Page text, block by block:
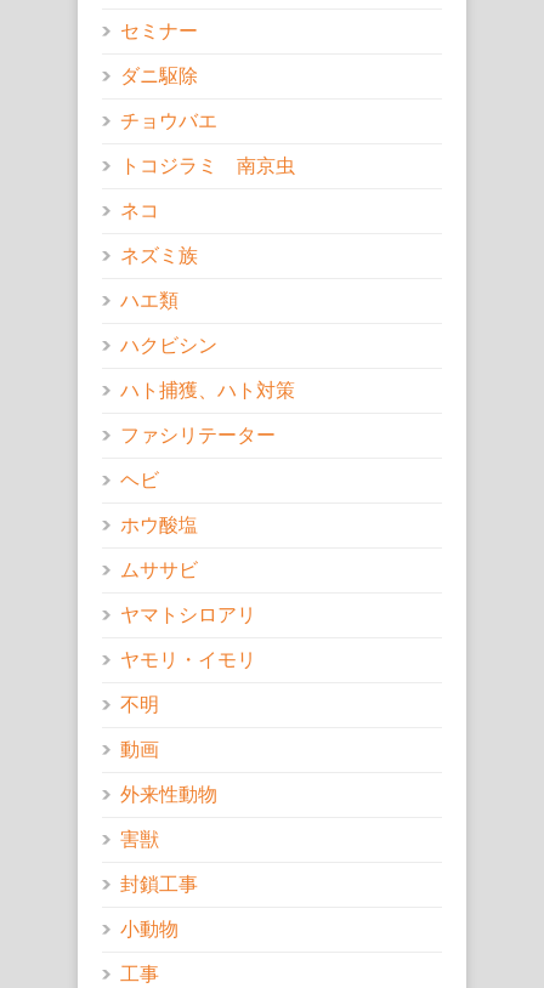
セミナー
ダニ駆除
チョウバエ
トコジラミ 南京虫
ネコ
ネズミ族
ハエ類
ハクビシン
ハト捕獲、ハト対策
ファシリテーター
ヘビ
ホウ酸塩
ムササビ
ヤマトシロアリ
ヤモリ・イモリ
不明
動画
外来性動物
害獣
封鎖工事
小動物
工事